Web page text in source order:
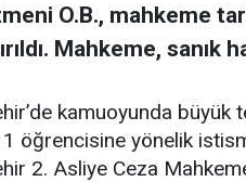
O.B., mahkeme
Mahkeme, sanık
kamuoyunda
öğrencisine yönelik
2. Asliye Ceza